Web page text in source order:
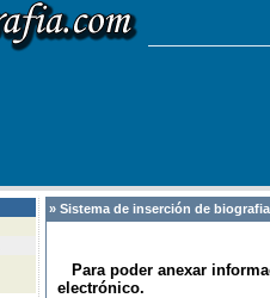
» Sistema de inserción de
Para poder anexar
electrónico.